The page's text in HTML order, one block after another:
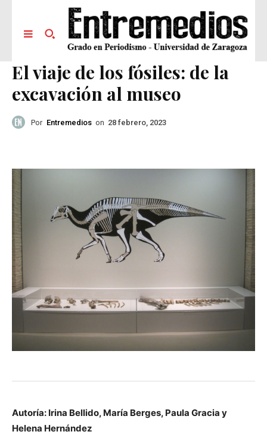
El viaje de los fósiles: de la
excavación al museo
Por Entremedios on 28 febrero, 2023
Autoría: Irina Bellido, María Berges, Paula Gracia y
Helena Hernández